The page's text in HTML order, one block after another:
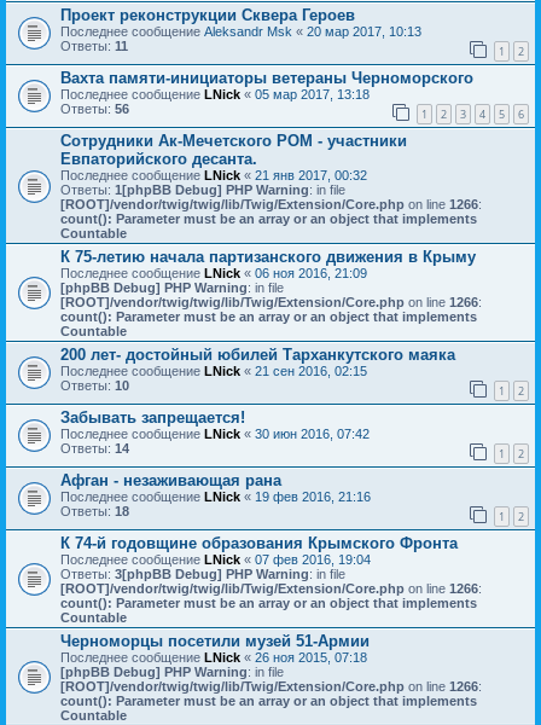
Проект реконструкции Сквера Героев
Последнее сообщение Aleksandr Msk « 20 мар 2017, 10:13
Ответы: 11 1 2
Вахта памяти-инициаторы ветераны Черноморского
Последнее сообщение LNick « 05 мар 2017, 13:18
Ответы: 56 1 2 3 4 5 6
Сотрудники Ак-Мечетского РОМ - участники
Евпаторийского десанта.
Последнее сообщение LNick « 21 янв 2017, 00:32
Ответы: 1[phpBB Debug] PHP Warning: in file
[ROOT]/vendor/twig/twig/lib/Twig/Extension/Core.php on line 1266:
count(): Parameter must be an array or an object that implements
Countable
К 75-летию начала партизанского движения в Крыму
Последнее сообщение LNick « 06 ноя 2016, 21:09
[phpBB Debug] PHP Warning: in file
[ROOT]/vendor/twig/twig/lib/Twig/Extension/Core.php on line 1266:
count(): Parameter must be an array or an object that implements
Countable
200 лет- достойный юбилей Тарханкутского маяка
Последнее сообщение LNick « 21 сен 2016, 02:15
Ответы: 10 1 2
Забывать запрещается!
Последнее сообщение LNick « 30 июн 2016, 07:42
Ответы: 14 1 2
Афган - незаживающая рана
Последнее сообщение LNick « 19 фев 2016, 21:16
Ответы: 18 1 2
К 74-й годовщине образования Крымского Фронта
Последнее сообщение LNick « 07 фев 2016, 19:04
Ответы: 3[phpBB Debug] PHP Warning: in file
[ROOT]/vendor/twig/twig/lib/Twig/Extension/Core.php on line 1266:
count(): Parameter must be an array or an object that implements
Countable
Черноморцы посетили музей 51-Армии
Последнее сообщение LNick « 26 ноя 2015, 07:18
[phpBB Debug] PHP Warning: in file
[ROOT]/vendor/twig/twig/lib/Twig/Extension/Core.php on line 1266:
count(): Parameter must be an array or an object that implements
Countable